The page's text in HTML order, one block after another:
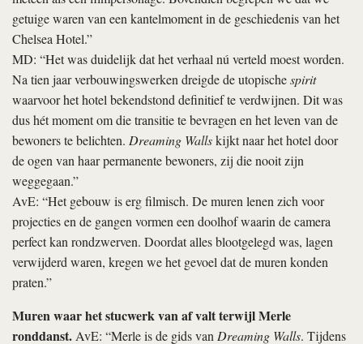
getuige waren van een kantelmoment in de geschiedenis van het
Chelsea Hotel.”
MD: “Het was duidelijk dat het verhaal nú verteld moest worden.
Na tien jaar verbouwingswerken dreigde de utopischespirit
waarvoor het hotel bekendstond definitief te verdwijnen. Dit was
dus hét moment om die transitie te bevragen en het leven van de
bewoners te belichten. Dreaming Wallskijkt naar het hotel door
de ogen van haar permanente bewoners, zij die nooit zijn
weggegaan.”
AvE: “Het gebouw is erg filmisch. De muren lenen zich voor
projecties en de gangen vormen een doolhof waarin de camera
perfect kan rondzwerven. Doordat alles blootgelegd was, lagen
verwijderd waren, kregen we het gevoel dat de muren konden
praten.”
Muren waar het stucwerk van af valt terwijl Merle
ronddanst. AvE: “Merle is de gids van Dreaming Walls. Tijdens